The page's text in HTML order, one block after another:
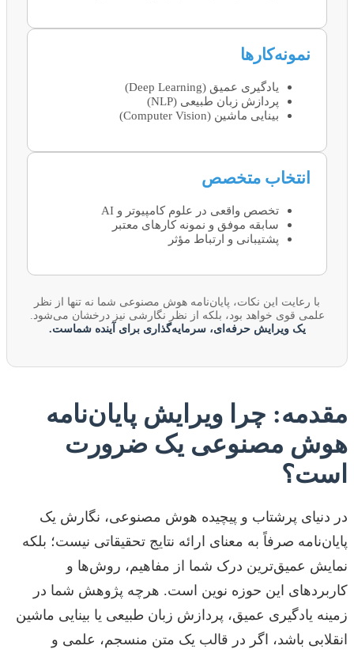
نمونه‌کارها
یادگیری عمیق (Deep Learning)
پردازش زبان طبیعی (NLP)
بینایی ماشین (Computer Vision)
انتخاب متخصص
تخصص واقعی در علوم کامپیوتر و AI
سابقه موفق و نمونه کارهای معتبر
پشتیبانی و ارتباط مؤثر
با رعایت این نکات، پایان‌نامه هوش مصنوعی شما نه تنها از نظر
علمی قوی خواهد بود، بلکه از نظر نگارشی نیز درخشان می‌شود.
یک ویرایش حرفه‌ای، سرمایه‌گذاری برای آینده شماست.
مقدمه: چرا ویرایش پایان‌نامه
هوش مصنوعی یک ضرورت
است؟
در دنیای پرشتاب و پیچیده هوش مصنوعی، نگارش یک
پایان‌نامه صرفاً به معنای ارائه نتایج تحقیقاتی نیست؛ بلکه
نمایش عمیق‌ترین درک شما از مفاهیم، روش‌ها و
کاربردهای این حوزه نوین است. هرچه پژوهش شما در
زمینه یادگیری عمیق، پردازش زبان طبیعی یا بینایی ماشین
انقلابی باشد، اگر در قالب یک متن منسجم، علمی و